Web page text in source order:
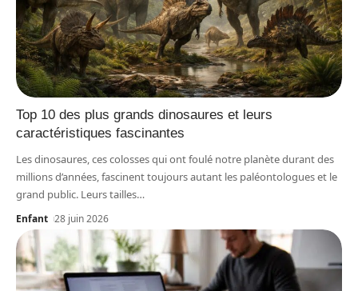
Top 10 des plus grands dinosaures et leurs
caractéristiques fascinantes
Les dinosaures, ces colosses qui ont foulé notre planète durant des
millions d’années, fascinent toujours autant les paléontologues et le
grand public. Leurs tailles…
Enfant 28 juin 2026